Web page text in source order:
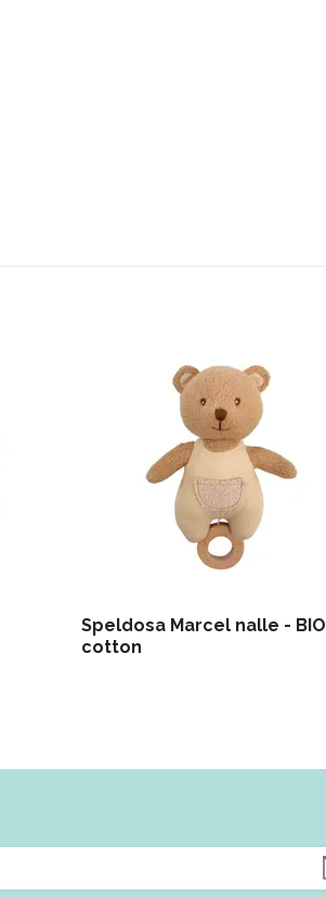
Speldosa Marcel nalle - BIO
cotton